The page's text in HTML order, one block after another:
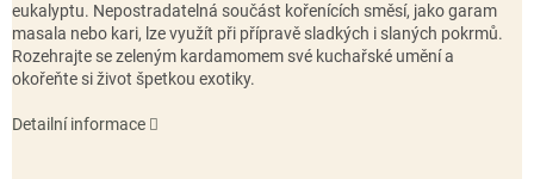
eukalyptu. Nepostradatelná součást kořenících směsí, jako garam
masala nebo kari, lze využít při přípravě sladkých i slaných pokrmů.
Rozehrajte se zeleným kardamomem své kuchařské umění a
okořeňte si život špetkou exotiky.
Detailní informace